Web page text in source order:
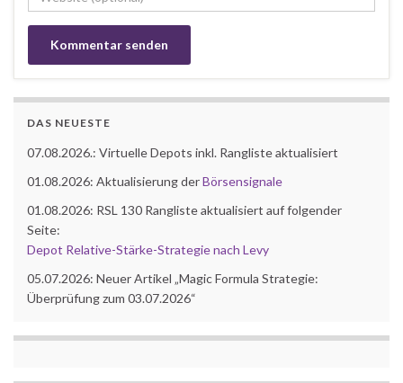
DAS NEUESTE
07.08.2026.: Virtuelle Depots inkl. Rangliste aktualisiert
01.08.2026: Aktualisierung derBörsensignale
01.08.2026: RSL 130 Rangliste aktualisiert auf folgender
Seite:
Depot Relative-Stärke-Strategie nach Levy
05.07.2026: Neuer Artikel „Magic Formula Strategie:
Überprüfung zum 03.07.2026“